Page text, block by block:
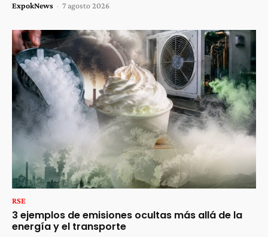
ExpokNews - 7 agosto 2026
RSE
3 ejemplos de emisiones ocultas más allá de la
energía y el transporte